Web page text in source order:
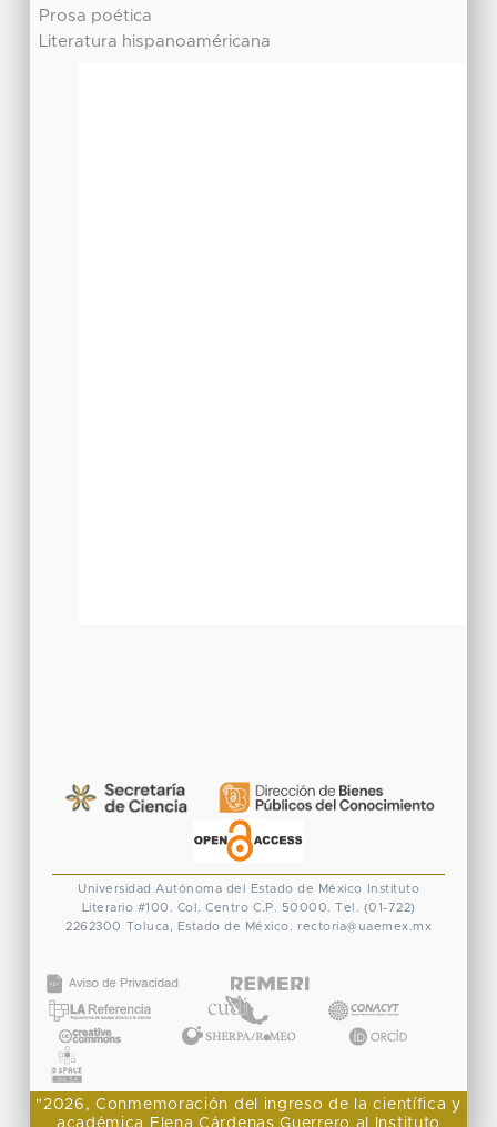
Prosa poética
Literatura hispanoaméricana
Universidad Autónoma del Estado de México
Instituto
Literario #100. Col. Centro C.P. 50000. Tel. (01-722)
2262300 Toluca, Estado de México. rectoria@uaemex.mx
"2026, Conmemoración del ingreso de la científica y
académica Elena Cárdenas Guerrero al Instituto